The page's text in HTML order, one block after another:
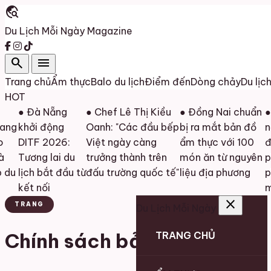
travel_explore
Du Lịch Mỗi Ngày Magazine
search menu
Trang chủẨm thựcBalo du lịchĐiểm đếnDòng chảyDu
HOT
● Đà Nẵng
khởi động
DITF 2026:
Tương lai du
lịch bắt đầu từ
kết nối
● Chef Lê Thị Kiều
Oanh: "Các đầu bếp
Việt ngày càng
trưởng thành trên
đấu trường quốc tế"
● Đồng Nai chuẩn
bị ra mắt bản đồ
ẩm thực với 100
món ăn từ nguyên
liệu địa phương
close
TRANG CHỦ
TRANG
Chính sách bảo mật